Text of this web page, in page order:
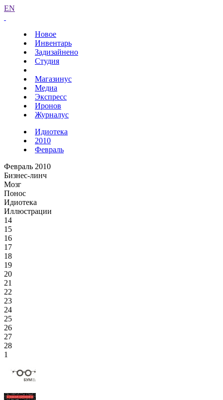
EN
Новое
Инвентарь
Задизайнено
Студия
Магазинус
Медиа
Экспресс
Иронов
Журналус
Идиотека
2010
Февраль
Февраль 2010
Бизнес-линч
Мозг
Понос
Идиотека
Иллюстрации
14
15
16
17
18
19
20
21
22
23
24
25
26
27
28
1